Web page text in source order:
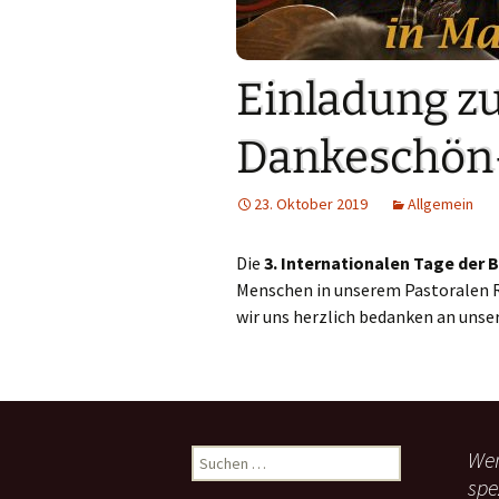
Links
Oekum.
PGR-Wahl 2019
Prävention im
Unsere
Einladung
23. Oktober 2019 Allgemein
Die 3. Internationalen Tage der
Menschen in unserem
wir uns herzlich bedanken an
u